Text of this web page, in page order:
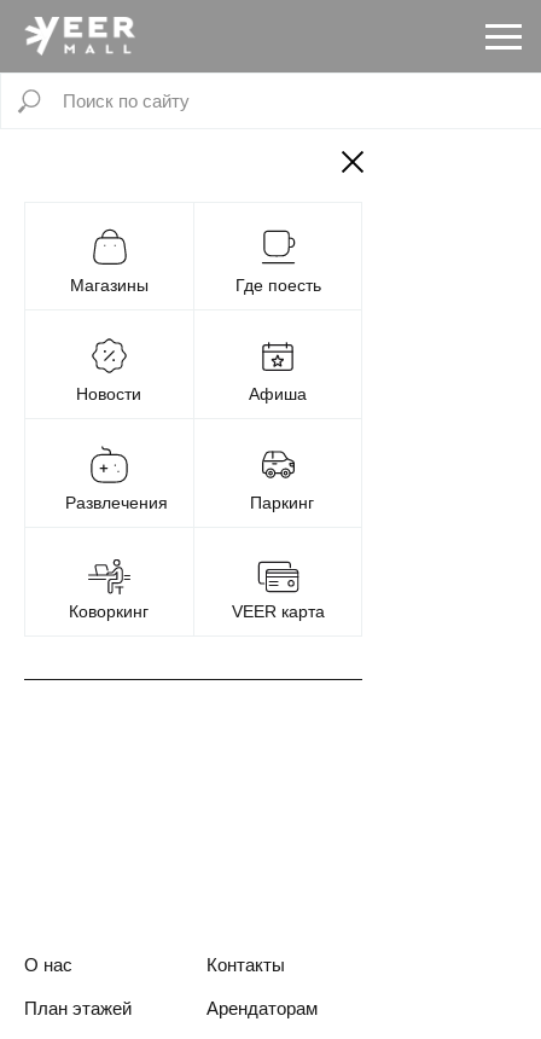
Магазины Где поесть
Новости
Паркинг
Афиша
Развлечения
О нас
План этажей Арендаторам
Контакты
VEER карта
Коворкинг